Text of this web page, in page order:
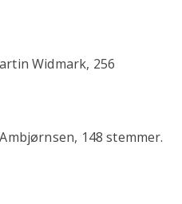
Widmark, 256
148 stemmer.